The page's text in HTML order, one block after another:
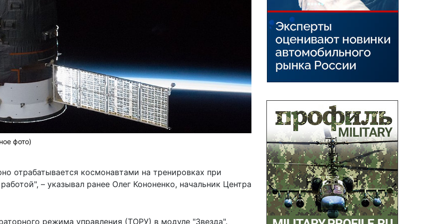
фото)
отрабатывается космонавтами на тренировках при
– указывал ранее Олег Кононенко, начальник Центра
режима управления (ТОРУ) в модуле "Звезда".